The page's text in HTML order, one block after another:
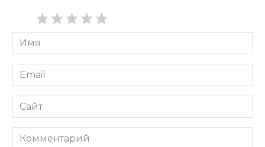
Имя
*
Email
*
Сайт
Комментарий